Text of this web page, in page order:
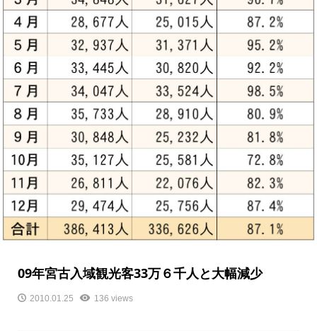
09年宮古入域観光客33万６千人と大幅減少
2010.01.25 136 views